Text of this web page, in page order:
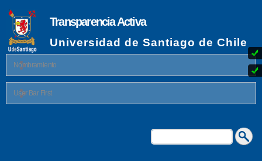
contenido
principal
Transparencia Activa
Universidad de Santiago de Chile
Nombramiento
User Bar First
Formulario de búsqueda
Buscar